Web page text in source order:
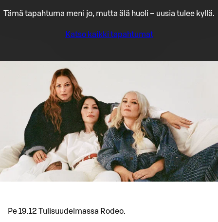
Tämä tapahtuma meni jo, mutta älä huoli – uusia tulee kyllä.
Katso kaikki tapahtumat
Pe 19.12 Tulisuudelmassa Rodeo.